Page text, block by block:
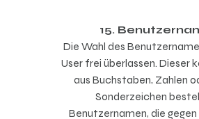
15.
Die Wahl des
User frei überlassen. Dieser
aus Buchstaben, Zahlen
Sonderzeichen
Benutzernamen, die